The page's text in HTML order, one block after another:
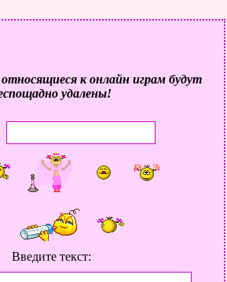
я верёвку с начала не поняла как нужно
супер
игра. Зря что раньше не зашла на этот
понимать !!!
к онлайн играм будут
удалены!
Введите текст: